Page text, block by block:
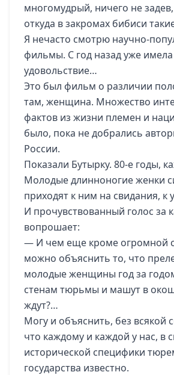
многомудрый, ничего не
откуда в закромах бибиси
Я нечасто смотрю научно-
фильмы. С год назад уже имела
удовольствие…
Это был фильм о различии
там, женщина. Множество
фактов из жизни племен и
было, пока не добрались
России.
Показали Бутырку. 80-е годы,
Молодые длинноногие женки
приходят к ним на свидания, к
И прочувствованный голос за
вопрошает:
— И чем еще кроме огромной
можно объяснить то, что
молодые женщины год за
стенам тюрьмы и машут в
ждут?…
Могу и объяснить, без всякой
что каждому и каждой у нас, в
исторической специфики
государства известно.